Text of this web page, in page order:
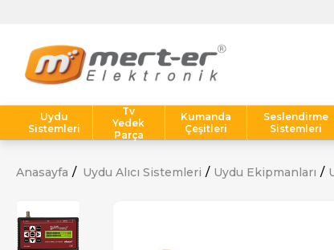
Uydu
Sistemleri
Tv
Yedek
Parça
Kumanda
Çeşitleri
Seslendirme
Sistemleri
Anasayfa Uydu Alıcı Sistemleri Uydu Ekipmanları